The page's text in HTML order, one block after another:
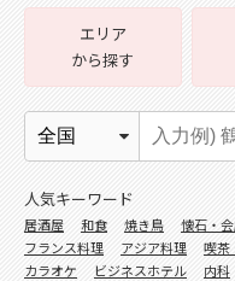
エリア
から探す
人気キーワード
居酒屋 和食 焼き鳥 懐石・
フランス料理
アジア料理 喫茶
カラオケ
ビジネスホテル 内科